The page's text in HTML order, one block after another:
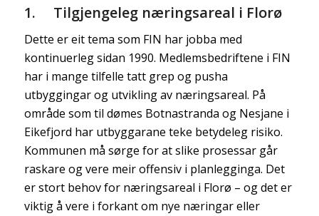
1. Tilgjengeleg næringsareal i Florø
Dette er eit tema som FIN har jobba med
kontinuerleg sidan 1990. Medlemsbedriftene i FIN
har i mange tilfelle tatt grep og pusha
utbyggingar og utvikling av næringsareal. På
område som til dømes Botnastranda og Nesjane i
Eikefjord har utbyggarane teke betydeleg risiko.
Kommunen må sørge for at slike prosessar går
raskare og vere meir offensiv i planlegginga. Det
er stort behov for næringsareal i Florø – og det er
viktig å vere i forkant om nye næringar eller